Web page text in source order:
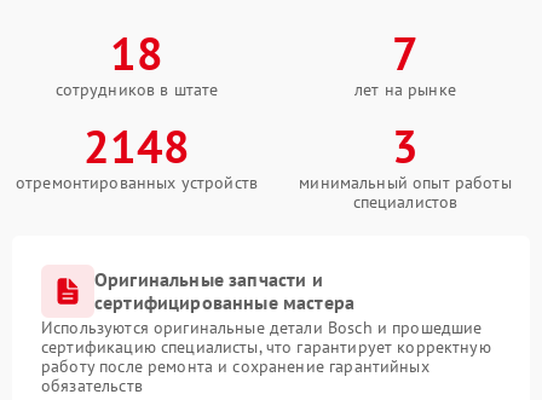
18
сотрудников в штате
7
лет на рынке
2148
отремонтированных устройств
3
минимальный опыт работы
специалистов
Оригинальные запчасти и
сертифицированные мастера
Используются оригинальные детали Bosch и прошедшие
сертификацию специалисты, что гарантирует корректную
работу после ремонта и сохранение гарантийных
обязательств